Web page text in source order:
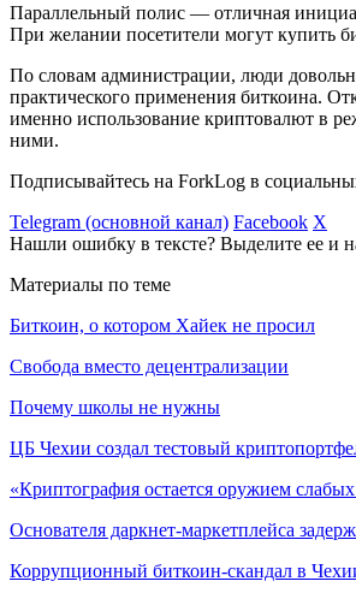
Параллельный полис — отличная
При желании посетители могут купить
По словам администрации, люди
практического применения биткоина.
именно использование криптовалют в
ними.
Подписывайтесь на ForkLog в
Telegram (основной канал) Facebook X
Нашли ошибку в тексте? Выделите ее и
Материалы по теме
Биткоин, о котором Хайек не просил
Свобода вместо децентрализации
Почему школы не нужны
ЦБ Чехии создал тестовый
«Криптография остается оружием
Основателя даркнет-маркетплейса
Коррупционный биткоин-скандал в